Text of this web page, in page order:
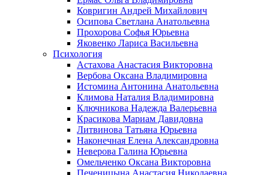
Ковригин Андрей Михайлович
Осипова Светлана Анатольевна
Прохорова Софья Юрьевна
Яковенко Лариса Васильевна
Психология
Астахова Анастасия Викторовна
Вербова Оксана Владимировна
Истомина Антонина Анатольевна
Климова Наталия Владимировна
Ключникова Надежда Валерьевна
Красикова Мариам Давидовна
Литвинова Татьяна Юрьевна
Наконечная Елена Александровна
Неверова Галина Юрьевна
Омельченко Оксана Викторовна
Печеницына Анастасия Николаевна